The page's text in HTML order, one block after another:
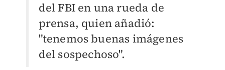
del FBI en una rueda de
prensa, quien añadió:
"tenemos buenas imágenes
del sospechoso".